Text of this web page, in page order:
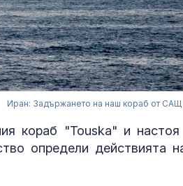
Иран: Задържането на наш кораб от САЩ
кораб "Touska" и настоя
определи действията